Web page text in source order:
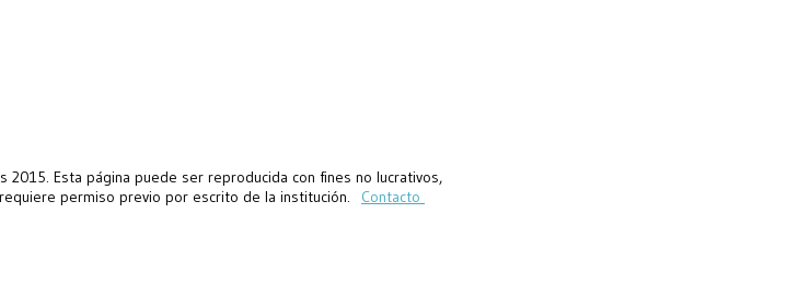
2015. Esta página puede ser reproducida con fines no lucrativos,
permiso previo por escrito de la institución. Contacto